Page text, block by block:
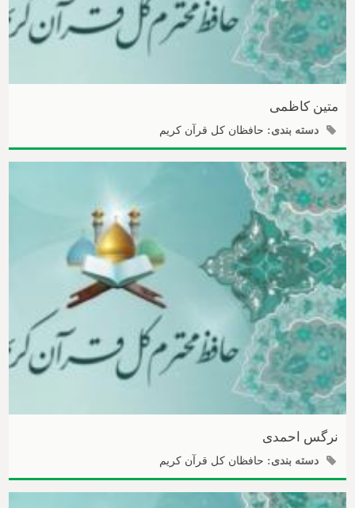
متین کاظمی
دسته بندی: حافظان کل قرآن کریم
نرگس احمدی
دسته بندی: حافظان کل قرآن کریم